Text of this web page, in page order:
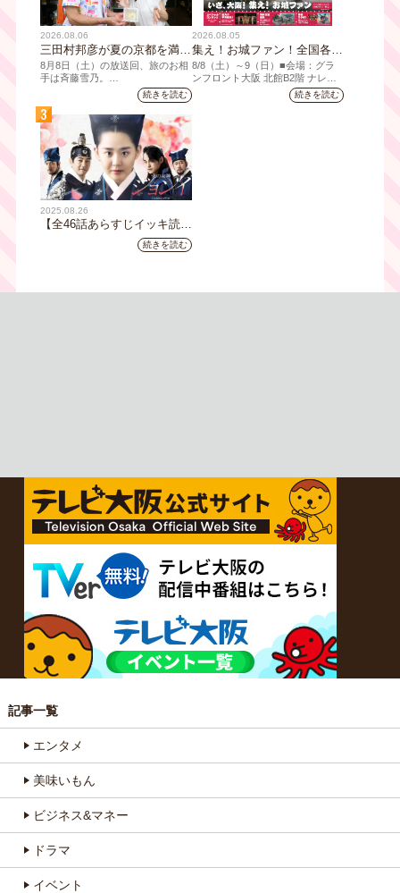
2026.08.06
三田村邦彦が夏の京都を満喫
｜太っ腹な「無限朝食」、住
宅街の隠れ家・角打ち、売り
切れ御免の夏の名物を堪能！
三田村大絶賛！暑い時こそ食
べたい絶品四川料理も
8月8日（土）の放送回、旅のお相
手は斉藤雪乃。
「おとな旅あるき旅」は毎週土曜
夕方6:30～放送。三田村邦彦が訪
れた先の土地を歩いて、地元の美
味や美酒、風景を味わい、そして
地元の人々とのふれあいの中から
感じたことを伝える“おとなのため
の”旅番組です。
今回は夏の京都へ。五感で愉し
む、雅な伝統×心潤す美味いもん
続きを読む
2026.08.05
集え！お城ファン！全国各地
のお城PRブースが群雄割
拠！『大阪・お城フェス
2026』、いよいよ8/8（土）
8/8（⼟）～9（日）■会場：グラ
ンフロント⼤阪 北館B2階 ナレッ
ジキャピタル コングレコンベンシ
ョンセンター ⼤⼈ 前売1,400円
続きを読む
3
2025.08.26
【全46話あらすじイッキ読
み】韓国ドラマ『火の女神
ジョンイ』｜テレビ大阪 9
続きを読む
記事一覧
エンタメ
美味いもん
ビジネス&マネー
ドラマ
イベント